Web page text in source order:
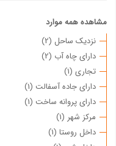
مشاهده همه موارد
نزدیک ساحل (2)
دارای چاه آب (2)
تجاری (1)
دارای جاده آسفالت (1)
دارای پروانه ساخت (1)
مرکز شهر (1)
داخل روستا (1)